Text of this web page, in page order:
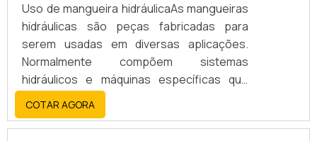
Uso de mangueira hidráulicaAs mangueiras
hidráulicas são peças fabricadas para
serem usadas em diversas aplicações.
Normalmente compõem sistemas
hidráulicos e máquinas específicas que
necessitem deste tipo de ligação para
condução.São estruturas flexíveis que
ligam dois pontos com a finalidade de
COTAR AGORA